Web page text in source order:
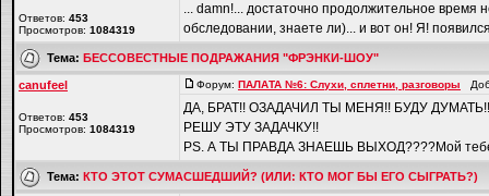
Ответов: 453
Просмотров: 1084319
... damn!... достаточно продолжительное
обследовании, знаете ли)... и вот он! Я!
Тема: БЕССОВЕСТНЫЕ ПОДРАЖАНИЯ "ФРЭНКИ-ШОУ"
canufeel
Ответов: 453
Просмотров: 1084319
Форум: ПАЛАТА №6: Слухи, сплетни, разговоры
ДА, БРАТ!! ОЗАДАЧИЛ ТЫ МЕНЯ!! БУДУ ДУМАТЬ!!
РЕШУ ЭТУ ЗАДАЧКУ!!
PS. А ТЫ ПРАВДА ЗНАЕШЬ ВЫХОД????Мой тебе
Тема: КТО ЭТОТ СУМАСШЕДШИЙ? (ИЛИ: КТО МОГ БЫ ЕГО СЫГРАТЬ?)